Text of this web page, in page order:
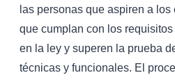
las personas que aspiren a
que cumplan con los
en la ley y superen la prueba
técnicas y funcionales. El